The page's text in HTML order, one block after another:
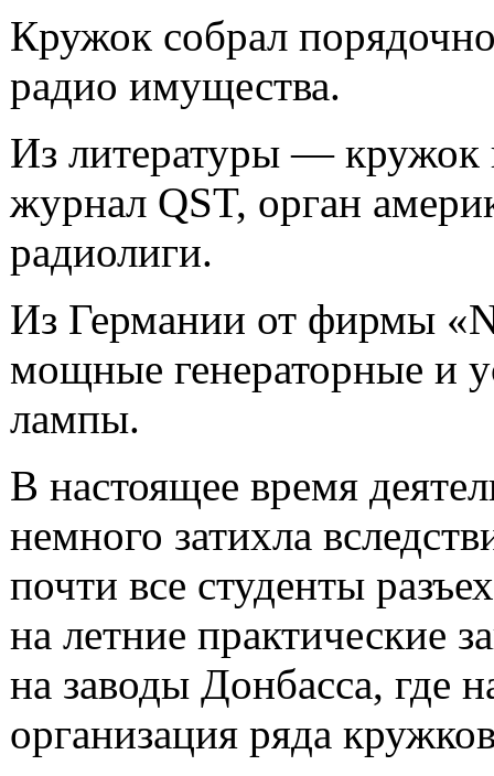
Кружок собрал
радио имущества.
Из литературы — кружок
журнал QST, орган
радиолиги.
Из Германии от фирмы
мощные генераторные и
лампы.
В настоящее время
немного затихла
почти все студенты
на летние практические
на заводы Донбасса, где
организация ряда